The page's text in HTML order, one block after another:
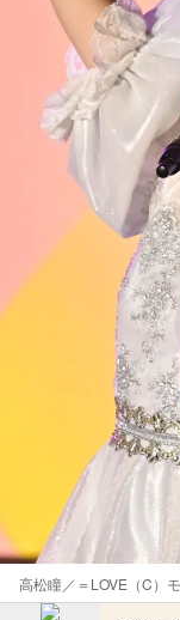
高松瞳／＝LOVE（C）